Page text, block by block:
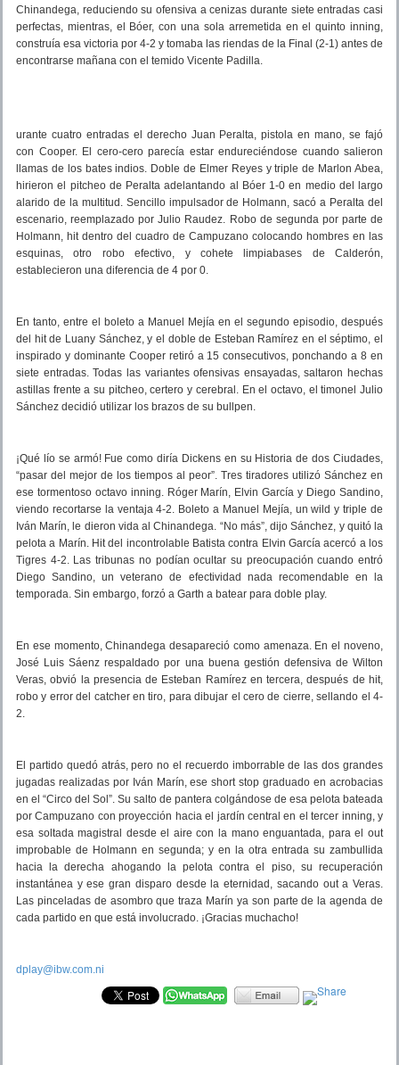
Chinandega, reduciendo su ofensiva a cenizas durante siete entradas casi
perfectas, mientras, el Bóer, con una sola arremetida en el quinto inning,
construía esa victoria por 4-2 y tomaba las riendas de la Final (2-1) antes de
encontrarse mañana con el temido Vicente Padilla.
urante cuatro entradas el derecho Juan Peralta, pistola en mano, se fajó
con Cooper. El cero-cero parecía estar endureciéndose cuando salieron
llamas de los bates indios. Doble de Elmer Reyes y triple de Marlon Abea,
hirieron el pitcheo de Peralta adelantando al Bóer 1-0 en medio del largo
alarido de la multitud. Sencillo impulsador de Holmann, sacó a Peralta del
escenario, reemplazado por Julio Raudez. Robo de segunda por parte de
Holmann, hit dentro del cuadro de Campuzano colocando hombres en las
esquinas, otro robo efectivo, y cohete limpiabases de Calderón,
establecieron una diferencia de 4 por 0.
En tanto, entre el boleto a Manuel Mejía en el segundo episodio, después
del hit de Luany Sánchez, y el doble de Esteban Ramírez en el séptimo, el
inspirado y dominante Cooper retiró a 15 consecutivos, ponchando a 8 en
siete entradas. Todas las variantes ofensivas ensayadas, saltaron hechas
astillas frente a su pitcheo, certero y cerebral. En el octavo, el timonel Julio
Sánchez decidió utilizar los brazos de su bullpen.
¡Qué lío se armó! Fue como diría Dickens en su Historia de dos Ciudades,
“pasar del mejor de los tiempos al peor”. Tres tiradores utilizó Sánchez en
ese tormentoso octavo inning. Róger Marín, Elvin García y Diego Sandino,
viendo recortarse la ventaja 4-2. Boleto a Manuel Mejía, un wild y triple de
Iván Marín, le dieron vida al Chinandega. “No más”, dijo Sánchez, y quitó la
pelota a Marín. Hit del incontrolable Batista contra Elvin García acercó a los
Tigres 4-2. Las tribunas no podían ocultar su preocupación cuando entró
Diego Sandino, un veterano de efectividad nada recomendable en la
temporada. Sin embargo, forzó a Garth a batear para doble play.
En ese momento, Chinandega desapareció como amenaza. En el noveno,
José Luis Sáenz respaldado por una buena gestión defensiva de Wilton
Veras, obvió la presencia de Esteban Ramírez en tercera, después de hit,
robo y error del catcher en tiro, para dibujar el cero de cierre, sellando el 4-
2.
El partido quedó atrás, pero no el recuerdo imborrable de las dos grandes
jugadas realizadas por Iván Marín, ese short stop graduado en acrobacias
en el “Circo del Sol”. Su salto de pantera colgándose de esa pelota bateada
por Campuzano con proyección hacia el jardín central en el tercer inning, y
esa soltada magistral desde el aire con la mano enguantada, para el out
improbable de Holmann en segunda; y en la otra entrada su zambullida
hacia la derecha ahogando la pelota contra el piso, su recuperación
instantánea y ese gran disparo desde la eternidad, sacando out a Veras.
Las pinceladas de asombro que traza Marín ya son parte de la agenda de
cada partido en que está involucrado. ¡Gracias muchacho!
dplay@ibw.com.ni